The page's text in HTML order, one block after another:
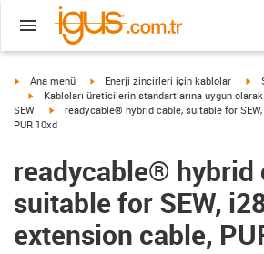
igus-icon-arrow-right
Ana menü igus-icon-arrow-right
Enerji zincirleri için kablolar
igus-icon-arrow-right
Kabloları üreticilerin standartlarına uygun
SEW
igus-icon-arrow-right
readycable® hybrid cable, suitable for
PUR 10xd
readycable® hybrid
suitable for SEW,
extension cable,